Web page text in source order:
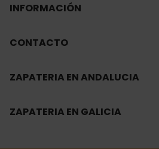
INFORMACIÓN
CONTACTO
ZAPATERIA EN ANDALUCIA
ZAPATERIA EN GALICIA